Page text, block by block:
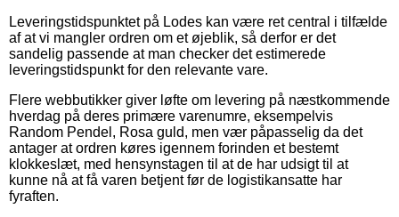
Leveringstidspunktet på Lodes kan være ret central i tilfælde
af at vi mangler ordren om et øjeblik, så derfor er det
sandelig passende at man checker det estimerede
leveringstidspunkt for den relevante vare.
Flere webbutikker giver løfte om levering på næstkommende
hverdag på deres primære varenumre, eksempelvis
Random Pendel, Rosa guld, men vær påpasselig da det
antager at ordren køres igennem forinden et bestemt
klokkeslæt, med hensynstagen til at de har udsigt til at
kunne nå at få varen betjent før de logistikansatte har
fyraften.